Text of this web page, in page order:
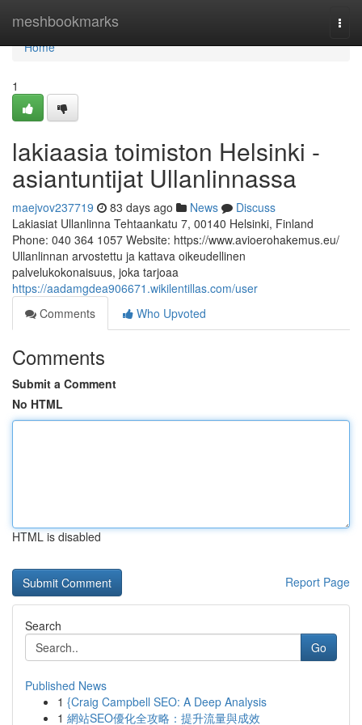
meshbookmarks
Home
Home
1
lakiaasia toimiston Helsinki -
asiantuntijat Ullanlinnassa
maejvov237719 83 days ago News
Discuss
Lakiasiat Ullanlinna Tehtaankatu 7, 00140 Helsinki, Finland
Phone: 040 364 1057 Website: https://www.avioerohakemus.eu/
Ullanlinnan arvostettu ja kattava oikeudellinen
palvelukokonaisuus, joka tarjoaa
https://aadamgdea906671.wikilentillas.com/user
Comments
Who Upvoted
Comments
Submit a Comment
No HTML
HTML is disabled
Report Page
Search
Go
Published News
1 {Craig Campbell SEO: A Deep Analysis
1 網站SEO優化全攻略：提升流量與成效